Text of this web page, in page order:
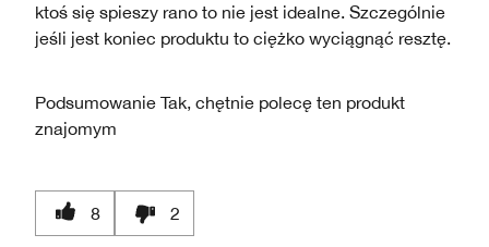
ktoś się spieszy rano to nie jest idealne. Szczególnie
jeśli jest koniec produktu to ciężko wyciągnąć resztę.
Podsumowanie Tak, chętnie polecę ten produkt
znajomym
8 2